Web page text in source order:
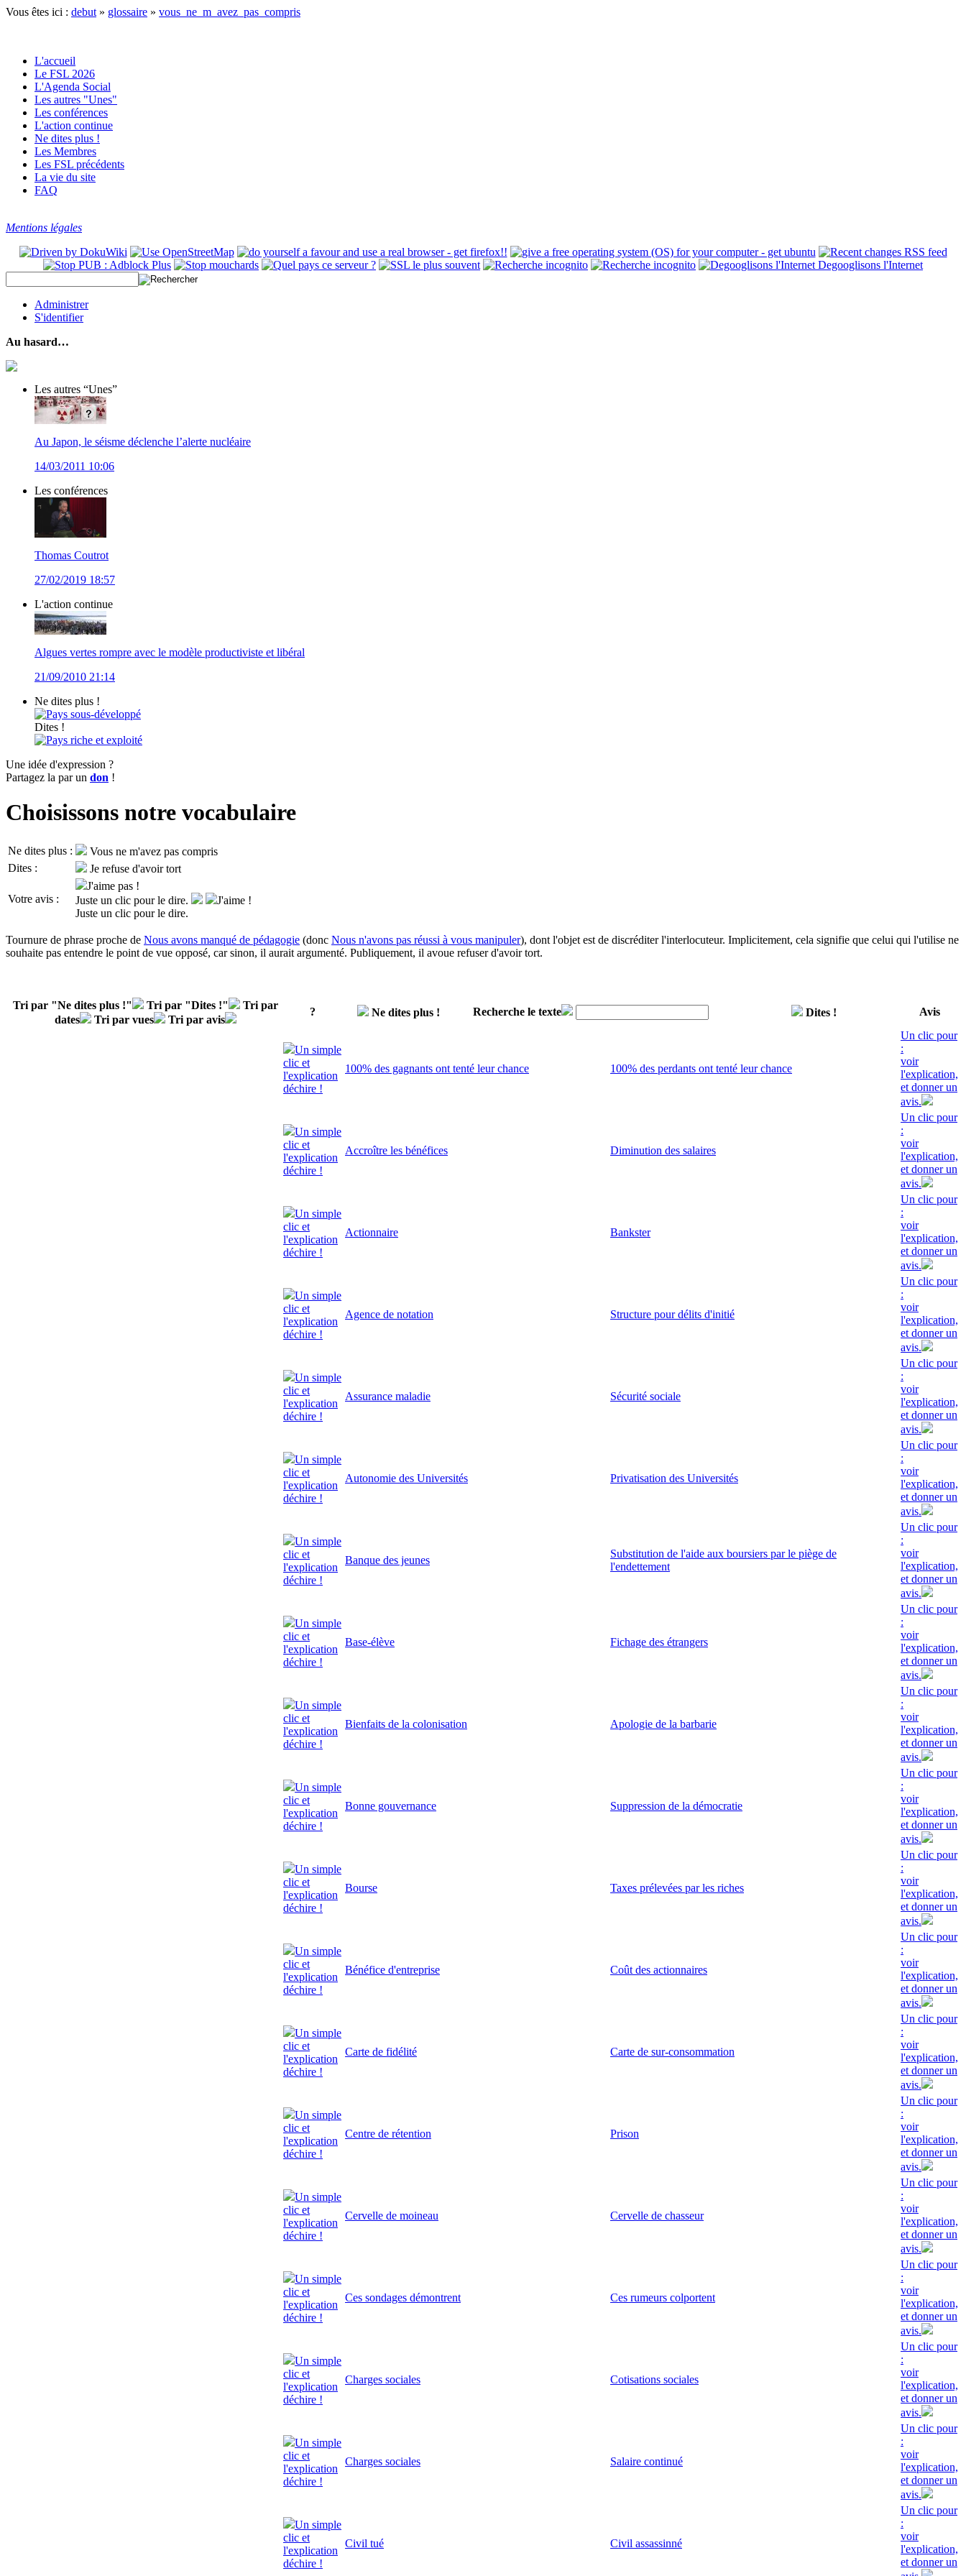
Vous êtes ici : debut » glossaire » vous_ne_m_avez_pas_compris
L'accueil
Le FSL 2026
L'Agenda Social
Les autres "Unes"
Les conférences
L'action continue
Ne dites plus !
Les Membres
Les FSL précédents
La vie du site
FAQ
Mentions légales
Degooglisons l'Internet
Administrer
S'identifier
Au hasard…
Les autres “Unes”
Au Japon, le séisme déclenche l’alerte nucléaire
14/03/2011 10:06
Les conférences
Thomas Coutrot
27/02/2019 18:57
L'action continue
Algues vertes rompre avec le modèle productiviste et libéral
21/09/2010 21:14
Ne dites plus !
Pays sous-développé
Dites !
Pays riche et exploité
Une idée d'expression ?
Partagez la par un don !
Choisissons notre vocabulaire
Ne dites plus :
Vous ne m'avez pas compris
Dites :
Je refuse d'avoir tort
Votre avis :
J'aime pas !
Juste un clic pour le dire.
J'aime !
Juste un clic pour le dire.
Tournure de phrase proche de Nous avons manqué de pédagogie (donc Nous n'avons pas réussi à vous manipuler), dont l'objet est de discréditer l'interlocuteur. Implicitement, cela signifie que celui qui l'utilise ne
souhaite pas entendre le point de vue opposé, car sinon, il aurait argumenté. Publiquement, il avoue refuser d'avoir tort.
Tri par "Ne dites plus !" Tri par "Dites !"
Tri par
dates
Tri par vues Tri par avis
? Ne dites plus ! Recherche le texte Dites ! Avis
Un simple
clic et
l'explication
déchire !
100% des gagnants ont tenté leur chance 100% des perdants ont tenté leur chance
Un clic pour
:
voir
l'explication,
et donner un
avis.
Un simple
clic et
l'explication
déchire !
Accroître les bénéfices Diminution des salaires
Un clic pour
:
voir
l'explication,
et donner un
avis.
Un simple
clic et
l'explication
déchire !
Actionnaire Bankster
Un clic pour
:
voir
l'explication,
et donner un
avis.
Un simple
clic et
l'explication
déchire !
Agence de notation Structure pour délits d'initié
Un clic pour
:
voir
l'explication,
et donner un
avis.
Un simple
clic et
l'explication
déchire !
Assurance maladie Sécurité sociale
Un clic pour
:
voir
l'explication,
et donner un
avis.
Un simple
clic et
l'explication
déchire !
Autonomie des Universités Privatisation des Universités
Un clic pour
:
voir
l'explication,
et donner un
avis.
Un simple
clic et
l'explication
déchire !
Banque des jeunes
Substitution de l'aide aux boursiers par le piège de
l'endettement
Un clic pour
:
voir
l'explication,
et donner un
avis.
Un simple
clic et
l'explication
déchire !
Base-élève Fichage des étrangers
Un clic pour
:
voir
l'explication,
et donner un
avis.
Un simple
clic et
l'explication
déchire !
Bienfaits de la colonisation Apologie de la barbarie
Un clic pour
:
voir
l'explication,
et donner un
avis.
Un simple
clic et
l'explication
déchire !
Bonne gouvernance Suppression de la démocratie
Un clic pour
:
voir
l'explication,
et donner un
avis.
Un simple
clic et
l'explication
déchire !
Bourse Taxes prélevées par les riches
Un clic pour
:
voir
l'explication,
et donner un
avis.
Un simple
clic et
l'explication
déchire !
Bénéfice d'entreprise Coût des actionnaires
Un clic pour
:
voir
l'explication,
et donner un
avis.
Un simple
clic et
l'explication
déchire !
Carte de fidélité Carte de sur-consommation
Un clic pour
:
voir
l'explication,
et donner un
avis.
Un simple
clic et
l'explication
déchire !
Centre de rétention Prison
Un clic pour
:
voir
l'explication,
et donner un
avis.
Un simple
clic et
l'explication
déchire !
Cervelle de moineau Cervelle de chasseur
Un clic pour
:
voir
l'explication,
et donner un
avis.
Un simple
clic et
l'explication
déchire !
Ces sondages démontrent Ces rumeurs colportent
Un clic pour
:
voir
l'explication,
et donner un
avis.
Un simple
clic et
l'explication
déchire !
Charges sociales Cotisations sociales
Un clic pour
:
voir
l'explication,
et donner un
avis.
Un simple
clic et
l'explication
déchire !
Charges sociales Salaire continué
Un clic pour
:
voir
l'explication,
et donner un
avis.
Un simple
clic et
l'explication
déchire !
Civil tué Civil assassinné
Un clic pour
:
voir
l'explication,
et donner un